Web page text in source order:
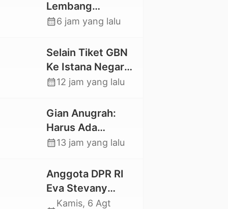
Lembang
Gandangbatu
Jalan Kabupaten
calendar_month6 jam yang lalu
Selain Tiket GBN
Ke Istana Negara,
Mahasiswa UKI
juga Lolos ke
Pekan Seni
Mahasiswa
calendar_month12 jam yang lalu
Gian Anugrah:
Harus Ada
Kepastian Hukum
Agar Keluarga
tidak Larut dalam
Trauma dan
calendar_month13 jam yang lalu
Anggota DPR RI
Eva Stevany
Rataba Salurkan
Kamis, 6 Agt